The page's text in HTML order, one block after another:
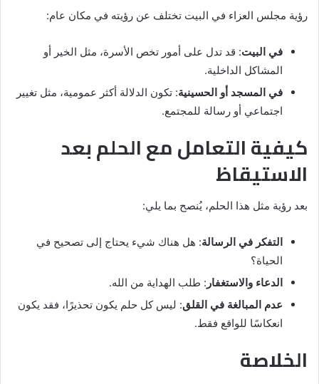
رؤية مجلس العزاء في البيت تختلف عن رؤيته في مكان عام:
في البيت: قد تدل على أمور تخص الأسرة، مثل الخير أو
المشاكل الداخلية.
في المسجد أو الحسينية: تكون الدلالة أكثر عمومية، مثل تغيير
اجتماعي أو رسالة للمجتمع.
كيفية التعامل مع الحلم بعد
الاستيقاظ
بعد رؤية مثل هذا الحلم، يُنصح بما يلي:
التفكر في الرسالة: هل هناك شيء يحتاج إلى تصحيح في
الحياة؟
الدعاء والاستغفار : طلب الهداية من الله.
عدم المبالغة في القلق: ليس كل حلم يكون تحذيرًا، فقد يكون
انعكاسًا للواقع فقط.
الخلاصة